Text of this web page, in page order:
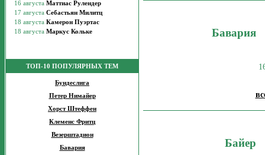
ТОП-10 ПОПУЛЯРНЫХ ТЕМ
Бундеслига
Петер Нимайер
Хорст Штеффен
Клеменс Фритц
Везерштадион
Бавария
Бавария
Байер